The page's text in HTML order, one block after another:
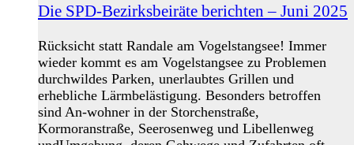
Die SPD-Bezirksbeiräte berichten – Juni 2025
Rücksicht statt Randale am Vogelstangsee! Immer
wieder kommt es am Vogelstangsee zu Problemen
durchwildes Parken, unerlaubtes Grillen und
erhebliche Lärmbelästigung. Besonders betroffen
sind An-wohner in der Storchenstraße,
Kormoranstraße, Seerosenweg und Libellenweg